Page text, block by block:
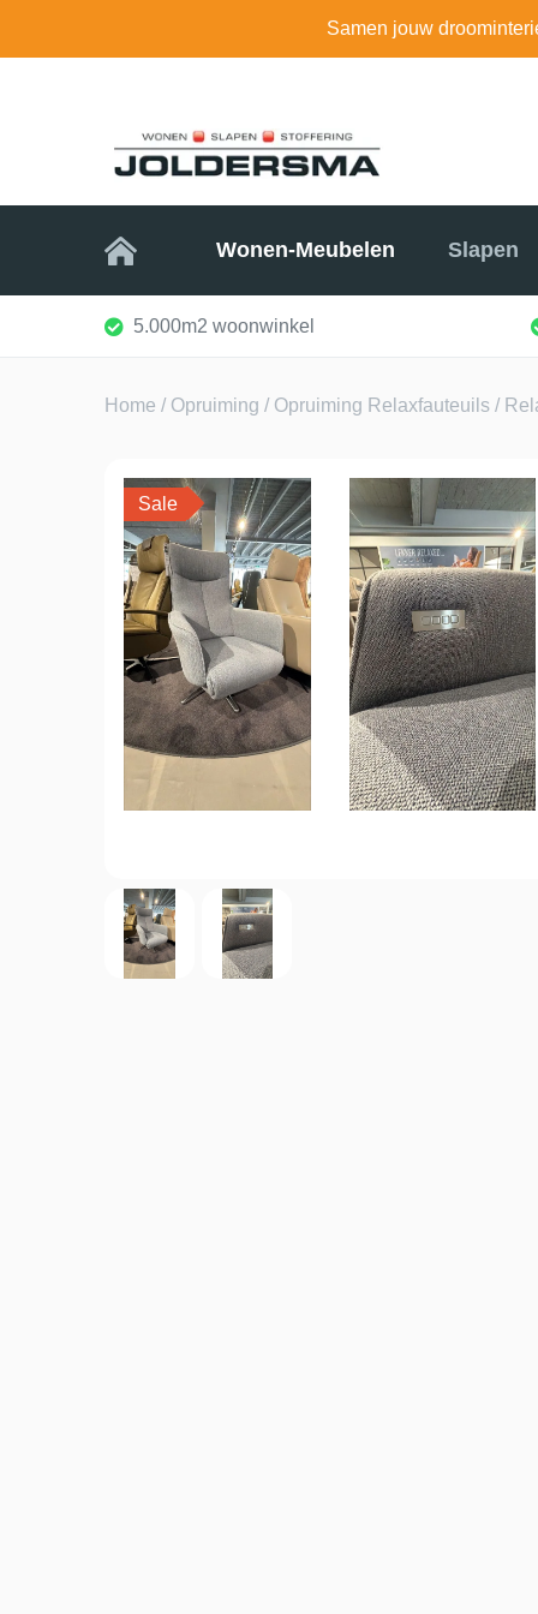
Samen jouw
Home Wonen-Meubelen Slapen
5.000m2 woonwinkel
Home / Opruiming / Opruiming Relaxfauteuils /
Sale